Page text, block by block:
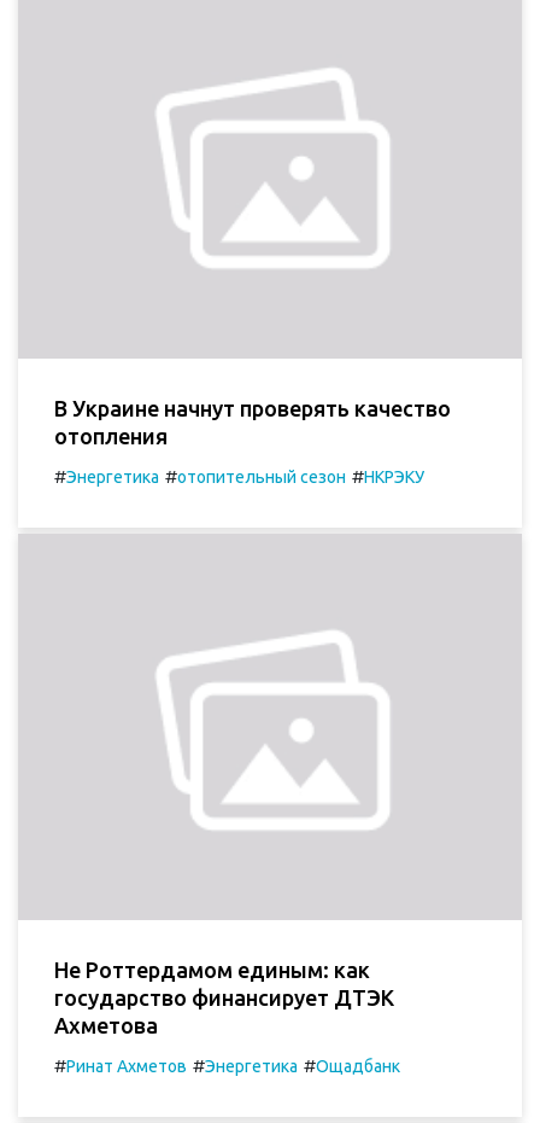
В Украине начнут проверять качество
отопления
#Энергетика #отопительный сезон #НКРЭКУ
Не Роттердамом единым: как
государство финансирует ДТЭК
Ахметова
#Ринат Ахметов #Энергетика #Ощадбанк